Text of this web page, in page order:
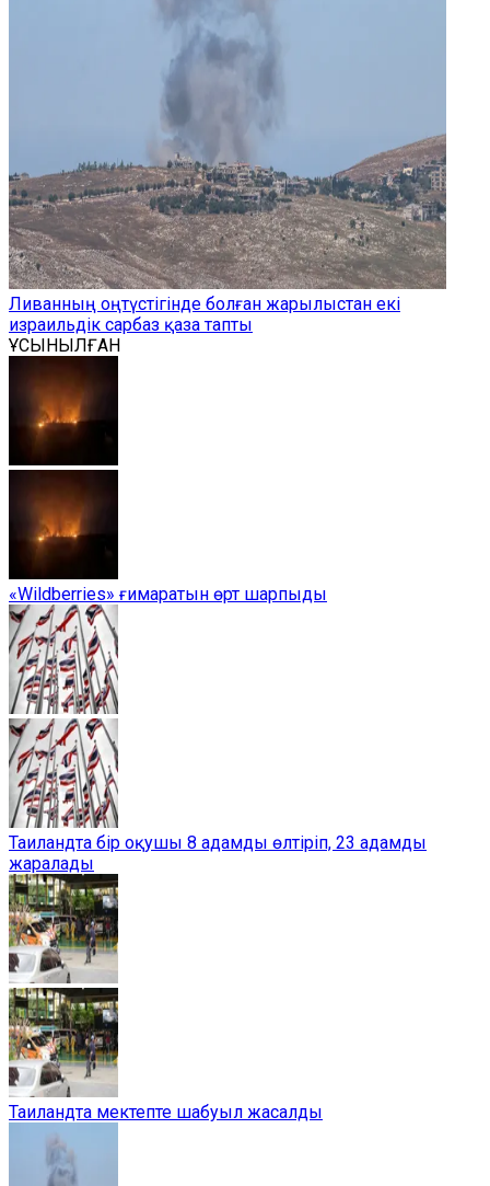
Ливанның оңтүстігінде болған жарылыстан екі
израильдік сарбаз қаза тапты
ҰСЫНЫЛҒАН
«Wildberries» ғимаратын өрт шарпыды
Таиландта бір оқушы 8 адамды өлтіріп, 23 адамды
жаралады
Таиландта мектепте шабуыл жасалды